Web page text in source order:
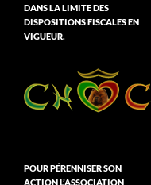
DANS LA LIMITE DES
DISPOSITIONS FISCALES EN
VIGUEUR.
POUR PÉRENNISER SON
ACTION L’ASSOCIATION